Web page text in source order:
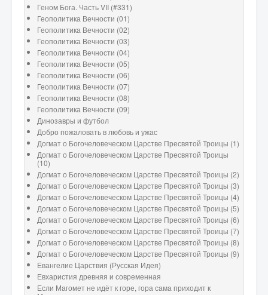
Геном Бога. Часть VII (#331)
Геополитика Вечности (01)
Геополитика Вечности (02)
Геополитика Вечности (03)
Геополитика Вечности (04)
Геополитика Вечности (05)
Геополитика Вечности (06)
Геополитика Вечности (07)
Геополитика Вечности (08)
Геополитика Вечности (09)
Динозавры и футбол
Добро пожаловать в любовь и ужас
Догмат о Богочеловеческом Царстве Пресвятой Троицы (1)
Догмат о Богочеловеческом Царстве Пресвятой Троицы
(10)
Догмат о Богочеловеческом Царстве Пресвятой Троицы (2)
Догмат о Богочеловеческом Царстве Пресвятой Троицы (3)
Догмат о Богочеловеческом Царстве Пресвятой Троицы (4)
Догмат о Богочеловеческом Царстве Пресвятой Троицы (5)
Догмат о Богочеловеческом Царстве Пресвятой Троицы (6)
Догмат о Богочеловеческом Царстве Пресвятой Троицы (7)
Догмат о Богочеловеческом Царстве Пресвятой Троицы (8)
Догмат о Богочеловеческом Царстве Пресвятой Троицы (9)
Евангелие Царствия (Русская Идея)
Евхаристия древняя и современная
Если Магомет не идёт к горе, гора сама приходит к